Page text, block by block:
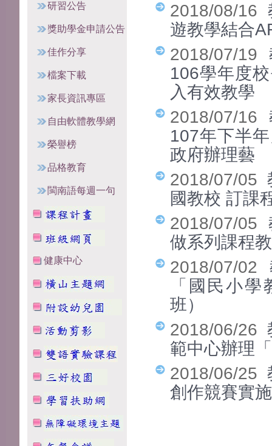
研習公告
獎助學金申請公告
佳作分享
檔案下載
家長資訊專區
自由軟體教學網
榮譽榜
品格教育
閩南語每週一句
健康中心
2018/08/16
遊教學結合
2018/07/19
106學年度
入有效教學
2018/07/16
107年下半
政府辦理藝
2018/07/05
國教校 訂課
2018/07/05
做系列課程
2018/07/02
「國民小
班）
2018/06/26
範中心辦理
2018/06/25
創作競賽實